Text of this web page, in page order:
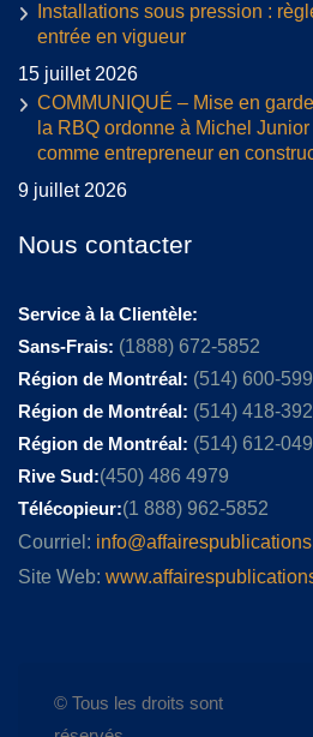
Installations sous pression :
entrée en vigueur
15 juillet 2026
COMMUNIQUÉ – Mise en
la RBQ ordonne à Michel
comme entrepreneur en
9 juillet 2026
Nous contacter
Service à la Clientèle:
Sans-Frais: (1888) 672-5852
Région de Montréal: (514) 600-
Région de Montréal: (514) 418-
Région de Montréal: (514) 612-
Rive Sud:(450) 486 4979
Télécopieur:(1 888) 962-5852
Courriel:
Site Web:
© Tous les droits sont